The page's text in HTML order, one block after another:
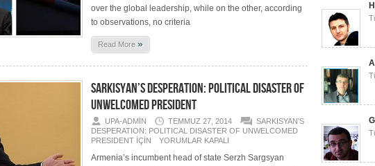
over the global leadership, while on the other, according
to observations, no criteria
Read More »
SARKISYAN’S DESPERATION: POLITICAL DISASTER OF
UNWELCOMED PRESIDENT
UPA-ADMIN TEMMUZ 27, 2014
SARKISYAN’S
DESPERATION: POLITICAL DISASTER OF UNWELCOMED
PRESIDENT IÇIN
YORUMLAR KAPALI
Armenia’s incumbent head of state Serzh Sargsyan